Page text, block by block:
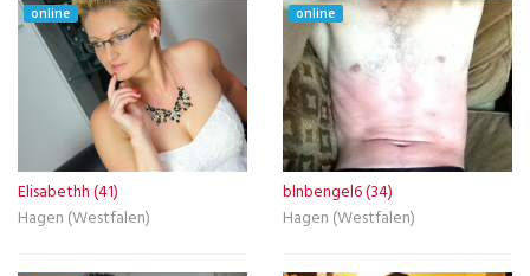
online
Elisabethh (41)
Hagen (Westfalen)
online
blnbengel6 (34)
Hagen (Westfalen)